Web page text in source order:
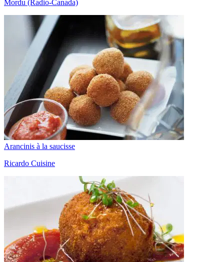
Mordu (Radio-Canada)
Arancinis à la saucisse
Ricardo Cuisine